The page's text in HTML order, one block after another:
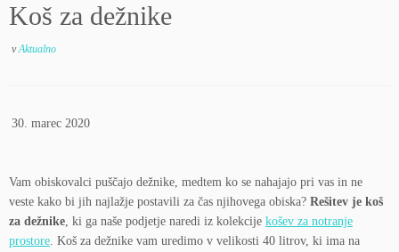
Koš za dežnike
vAktualno
30. marec 2020
Vam obiskovalci puščajo dežnike, medtem ko se nahajajo pri vas in ne
veste kako bi jih najlažje postavili za čas njihovega obiska? Rešitev je koš
za dežnike, ki ga naše podjetje naredi iz kolekcije košev za notranje
prostore. Koš za dežnike vam uredimo v velikosti 40 litrov, ki ima na